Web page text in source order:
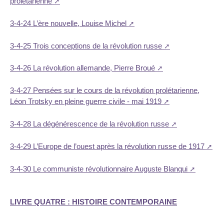
3-4-24 L’ère nouvelle, Louise Michel
3-4-25 Trois conceptions de la révolution russe
3-4-26 La révolution allemande, Pierre Broué
3-4-27 Pensées sur le cours de la révolution prolétarienne,
Léon Trotsky en pleine guerre civile - mai 1919
3-4-28 La dégénérescence de la révolution russe
3-4-29 L’Europe de l’ouest après la révolution russe de 1917
3-4-30 Le communiste révolutionnaire Auguste Blanqui
LIVRE QUATRE : HISTOIRE CONTEMPORAINE